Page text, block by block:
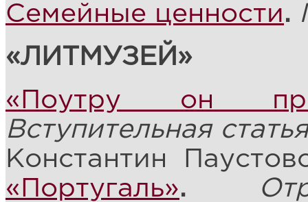
Семейные ценности.
«ЛИТМУЗЕЙ»
«Поутру он
Вступительная
Константин
«Португаль».